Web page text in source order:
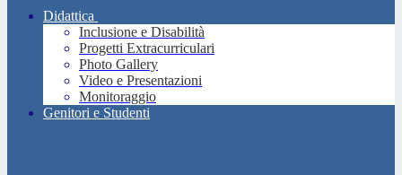
Didattica
Inclusione e Disabilità
Progetti Extracurriculari
Photo Gallery
Video e Presentazioni
Monitoraggio
Genitori e Studenti